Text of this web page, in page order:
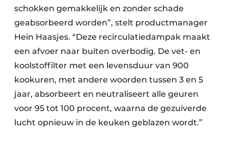
schokken gemakkelijk en zonder schade
geabsorbeerd worden”, stelt productmanager
Hein Haasjes. “Deze recirculatiedampak maakt
een afvoer naar buiten overbodig. De vet- en
koolstoffilter met een levensduur van 900
kookuren, met andere woorden tussen 3 en 5
jaar, absorbeert en neutraliseert alle geuren
voor 95 tot 100 procent, waarna de gezuiverde
lucht opnieuw in de keuken geblazen wordt.”